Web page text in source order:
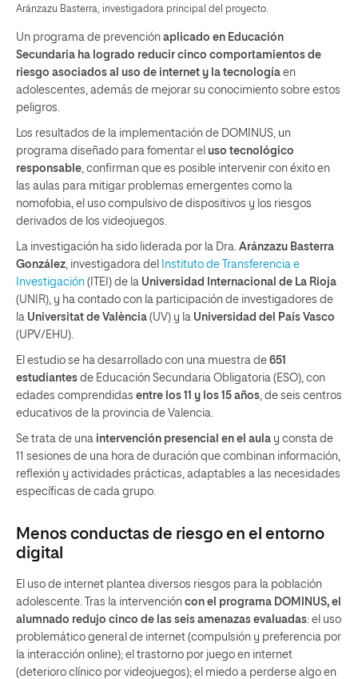
Aránzazu Basterra, investigadora principal del proyecto.
Un programa de prevención aplicado en Educación
Secundaria ha logrado reducir cinco comportamientos de
riesgo asociados al uso de internet y la tecnología en
adolescentes, además de mejorar su conocimiento sobre estos
peligros.
Los resultados de la implementación de DOMINUS, un
programa diseñado para fomentar el uso tecnológico
responsable , confirman que es posible intervenir con éxito en
las aulas para mitigar problemas emergentes como la
nomofobia, el uso compulsivo de dispositivos y los riesgos
derivados de los videojuegos.
La investigación ha sido liderada por la Dra. Aránzazu Basterra
González , investigadora del
Instituto de Transferencia e
Investigación (ITEI) de la Universidad Internacional de La Rioja
(UNIR), y ha contado con la participación de investigadores de
la Universitat de València (UV) y la Universidad del País Vasco
(UPV/EHU).
El estudio se ha desarrollado con una muestra de 651
estudiantes de Educación Secundaria Obligatoria (ESO), con
edades comprendidas entre los 11 y los 15 años , de seis centros
educativos de la provincia de Valencia.
Se trata de una intervención presencial en el aula y consta de
11 sesiones de una hora de duración que combinan información,
reflexión y actividades prácticas, adaptables a las necesidades
específicas de cada grupo.
Menos conductas de riesgo en el entorno
digital
El uso de internet plantea diversos riesgos para la población
adolescente. Tras la intervención con el programa DOMINUS, el
alumnado redujo cinco de las seis amenazas evaluadas: el uso
problemático general de internet (compulsión y preferencia por
la interacción online); el trastorno por juego en internet
(deterioro clínico por videojuegos); el miedo a perderse algo en